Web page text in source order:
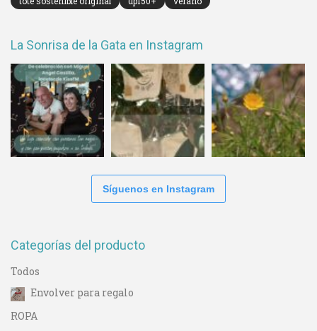
La Sonrisa de la Gata en Instagram
Síguenos en Instagram
Categorías del producto
Todos
Envolver para regalo
ROPA